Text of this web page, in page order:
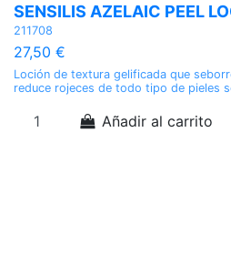
SENSILIS AZELAIC PEEL
211708
27,50 €
Loción de textura gelificada que
reduce rojeces de todo tipo de pieles
Añadir al carrito